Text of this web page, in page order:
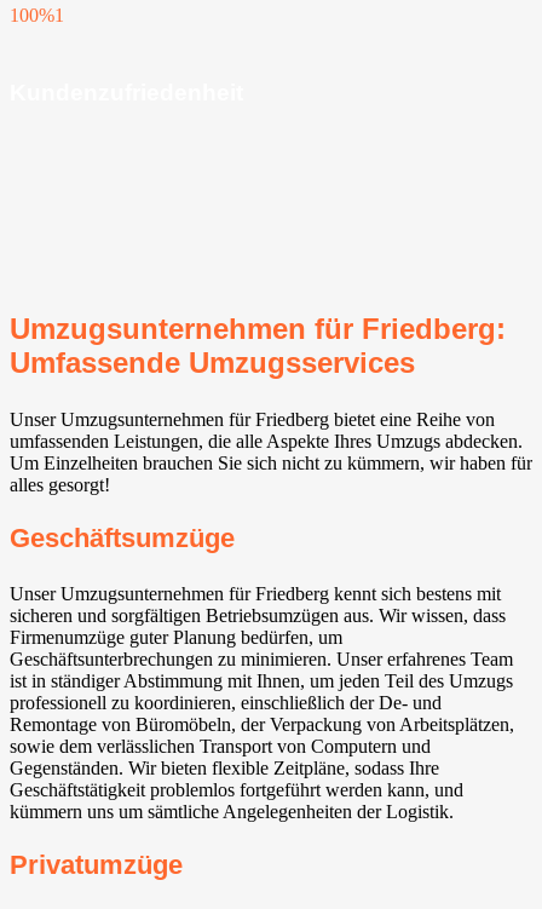
100%1
Umzugsunternehmen für Friedberg:
Umfassende Umzugsservices
Unser Umzugsunternehmen für Friedberg bietet eine Reihe von
umfassenden Leistungen, die alle Aspekte Ihres Umzugs abdecken.
Um Einzelheiten brauchen Sie sich nicht zu kümmern, wir haben für
alles gesorgt!
Geschäftsumzüge
Unser Umzugsunternehmen für Friedberg kennt sich bestens mit
sicheren und sorgfältigen Betriebsumzügen aus. Wir wissen, dass
Firmenumzüge guter Planung bedürfen, um
Geschäftsunterbrechungen zu minimieren. Unser erfahrenes Team
ist in ständiger Abstimmung mit Ihnen, um jeden Teil des Umzugs
professionell zu koordinieren, einschließlich der De- und
Remontage von Büromöbeln, der Verpackung von Arbeitsplätzen,
sowie dem verlässlichen Transport von Computern und
Gegenständen. Wir bieten flexible Zeitpläne, sodass Ihre
Geschäftstätigkeit problemlos fortgeführt werden kann, und
kümmern uns um sämtliche Angelegenheiten der Logistik.
Privatumzüge